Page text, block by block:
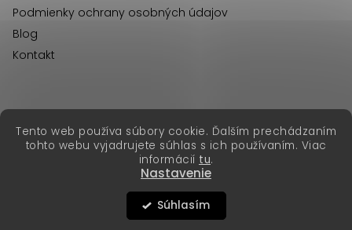
Tento web používa súbory cookie. Ďalším prechádzaním
tohto webu vyjadrujete súhlas s ich používaním. Viac
informácií tu.
Nastavenie
Súhlasím
Podmienky ochrany osobných údajov
Blog
Kontakt
Vytvoril Shoptet Premium
Copyright 2026Erika Fashion. Všetky práva vyhradené.
erikafashion.cz